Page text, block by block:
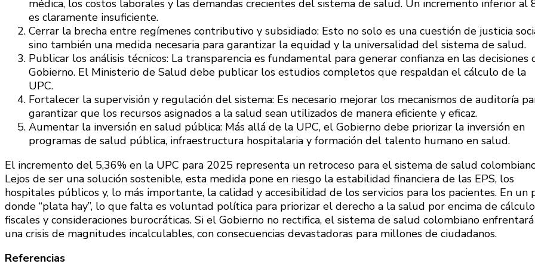
médica, los costos laborales y las demandas crecientes del sistema de salud. Un incremento inferior al
es claramente insuficiente.
Cerrar la brecha entre regímenes contributivo y subsidiado: Esto no solo es una cuestión de justicia
sino también una medida necesaria para garantizar la equidad y la universalidad del sistema de salud.
Publicar los análisis técnicos: La transparencia es fundamental para generar confianza en las decisiones
Gobierno. El Ministerio de Salud debe publicar los estudios completos que respaldan el cálculo de la
UPC.
Fortalecer la supervisión y regulación del sistema: Es necesario mejorar los mecanismos de auditoría
garantizar que los recursos asignados a la salud sean utilizados de manera eficiente y eficaz.
Aumentar la inversión en salud pública: Más allá de la UPC, el Gobierno debe priorizar la inversión en
programas de salud pública, infraestructura hospitalaria y formación del talento humano en salud.
El incremento del 5,36% en la UPC para 2025 representa un retroceso para el sistema de salud
Lejos de ser una solución sostenible, esta medida pone en riesgo la estabilidad financiera de las EPS, los
hospitales públicos y, lo más importante, la calidad y accesibilidad de los servicios para los pacientes. En un
donde “plata hay”, lo que falta es voluntad política para priorizar el derecho a la salud por encima de
fiscales y consideraciones burocráticas. Si el Gobierno no rectifica, el sistema de salud colombiano enfrentará
una crisis de magnitudes incalculables, con consecuencias devastadoras para millones de ciudadanos.
Referencias